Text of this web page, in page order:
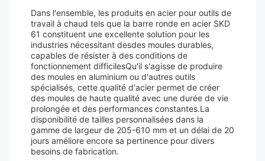
Dans l'ensemble, les produits en acier pour outils de
travail à chaud tels que la barre ronde en acier SKD
61 constituent une excellente solution pour les
industries nécessitant desdes moules durables,
capables de résister à des conditions de
fonctionnement difficilesQu'il s'agisse de produire
des moules en aluminium ou d'autres outils
spécialisés, cette qualité d'acier permet de créer
des moules de haute qualité avec une durée de vie
prolongée et des performances constantes.La
disponibilité de tailles personnalisées dans la
gamme de largeur de 205-610 mm et un délai de 20
jours améliore encore sa pertinence pour divers
besoins de fabrication.